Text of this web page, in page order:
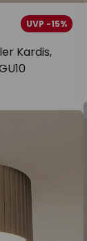
Kardis,
UVP -15%